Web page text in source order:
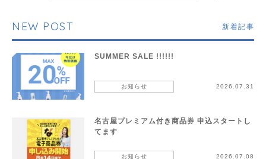
NEW POST 新着記事
SUMMER SALE !!!!!!
お知らせ 2026.07.31
名古屋プレミアム付き商品券 申込スタートし
てます
お知らせ 2026.07.08